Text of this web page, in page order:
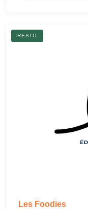
RESTO
Les Foodies